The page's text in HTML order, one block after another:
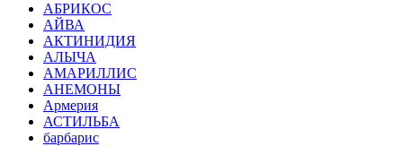
АБРИКОС
АЙВА
АКТИНИДИЯ
АЛЫЧА
АМАРИЛЛИС
АНЕМОНЫ
Армерия
АСТИЛЬБА
барбарис